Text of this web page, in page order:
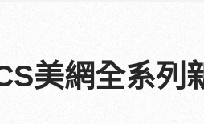
美網全系列